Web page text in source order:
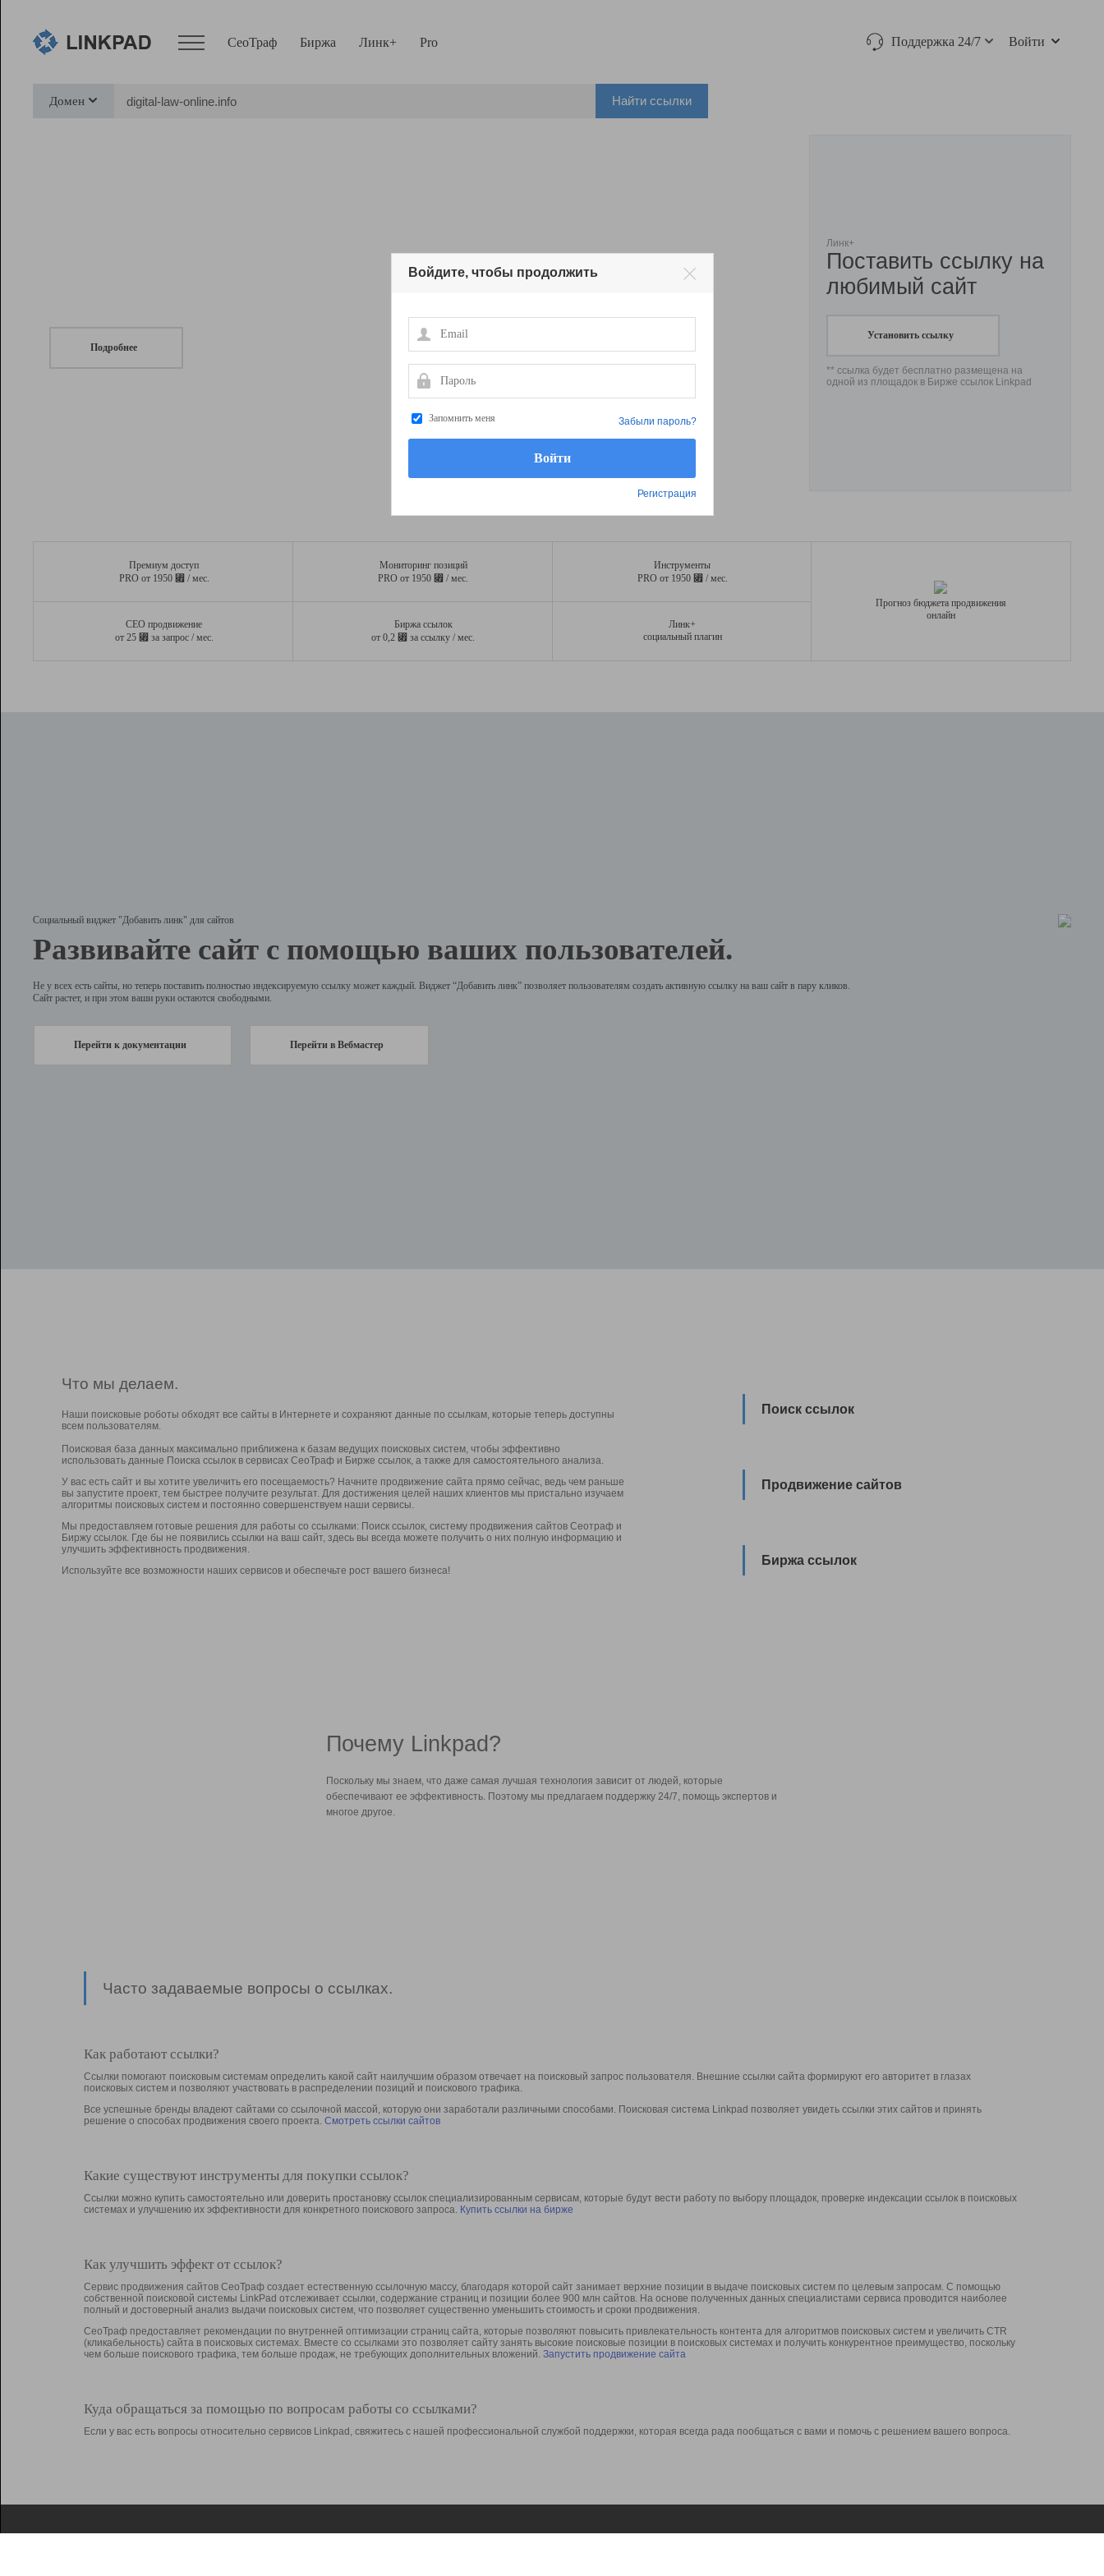
СеоТраф Биржа Линк+ Pro Поддержка 24/7 Войти
Домен Найти ссылки
Подробнее
Линк+
Поставить ссылку на
любимый сайт
Установить ссылку
** ссылка будет бесплатно размещена на
одной из площадок в Бирже ссылок Linkpad
Премиум доступ
PRO от 1950 ⃏ / мес.
Мониторинг позиций
PRO от 1950 ⃏ / мес.
Инструменты
PRO от 1950 ⃏ / мес.
СЕО продвижение
от 25 ⃏ за запрос / мес.
Биржа ссылок
от 0,2 ⃏ за ссылку / мес.
Линк+
социальный плагин
Прогноз бюджета продвижения
онлайн
Социальный виджет "Добавить линк" для сайтов
Развивайте сайт с помощью ваших пользователей.
Не у всех есть сайты, но теперь поставить полностью индексируемую ссылку может каждый. Виджет “Добавить линк” позволяет пользователям создать активную ссылку на ваш сайт в пару кликов.
Сайт растет, и при этом ваши руки остаются свободными.
Перейти к документации Перейти в Вебмастер
Что мы делаем.
Наши поисковые роботы обходят все сайты в Интернете и сохраняют данные по ссылкам, которые теперь доступны
всем пользователям.
Поисковая база данных максимально приближена к базам ведущих поисковых систем, чтобы эффективно
использовать данные Поиска ссылок в сервисах СеоТраф и Бирже ссылок, а также для самостоятельного анализа.
У вас есть сайт и вы хотите увеличить его посещаемость? Начните продвижение сайта прямо сейчас, ведь чем раньше
вы запустите проект, тем быстрее получите результат. Для достижения целей наших клиентов мы пристально изучаем
алгоритмы поисковых систем и постоянно совершенствуем наши сервисы.
Мы предоставляем готовые решения для работы со ссылками: Поиск ссылок, систему продвижения сайтов Сеотраф и
Биржу ссылок. Где бы не появились ссылки на ваш сайт, здесь вы всегда можете получить о них полную информацию и
улучшить эффективность продвижения.
Используйте все возможности наших сервисов и обеспечьте рост вашего бизнеса!
Поиск ссылок
Продвижение сайтов
Биржа ссылок
Почему Linkpad?
Поскольку мы знаем, что даже самая лучшая технология зависит от людей, которые
обеспечивают ее эффективность. Поэтому мы предлагаем поддержку 24/7, помощь экспертов и
многое другое.
Часто задаваемые вопросы о ссылках.
Как работают ссылки?
Ссылки помогают поисковым системам определить какой сайт наилучшим образом отвечает на поисковый запрос пользователя. Внешние ссылки сайта формируют его авторитет в глазах
поисковых систем и позволяют участвовать в раcпределении позиций и поискового трафика.
Все успешные бренды владеют сайтами со ссылочной массой, которую они заработали различными способами. Поисковая система Linkpad позволяет увидеть ссылки этих сайтов и принять
решение о способах продвижения своего проекта. Смотреть ссылки сайтов
Какие существуют инструменты для покупки ссылок?
Ссылки можно купить самостоятельно или доверить простановку ссылок специализированным сервисам, которые будут вести работу по выбору площадок, проверке индексации ссылок в поисковых
системах и улучшению их эффективности для конкретного поискового запроса. Купить ссылки на бирже
Как улучшить эффект от ссылок?
Сервис продвижения сайтов СеоТраф создает естественную ссылочную массу, благодаря которой сайт занимает верхние позиции в выдаче поисковых систем по целевым запросам. С помощью
собственной поисковой системы LinkPad отслеживает ссылки, содержание страниц и позиции более 900 млн сайтов. На основе полученных данных специалистами сервиса проводится наиболее
полный и достоверный анализ выдачи поисковых систем, что позволяет существенно уменьшить стоимость и сроки продвижения.
СеоТраф предоставляет рекомендации по внутренней оптимизации страниц сайта, которые позволяют повысить привлекательность контента для алгоритмов поисковых систем и увеличить CTR
(кликабельность) сайта в поисковых системах. Вместе со ссылками это позволяет сайту занять высокие поисковые позиции в поисковых системах и получить конкурентное преимущество, поскольку
чем больше поискового трафика, тем больше продаж, не требующих дополнительных вложений. Запустить продвижение сайта
Куда обращаться за помощью по вопросам работы со ссылками?
Если у вас есть вопросы относительно сервисов Linkpad, свяжитесь с нашей профессиональной службой поддержки, которая всегда рада пообщаться с вами и помочь с решением вашего вопроса.
Войдите, чтобы продолжить
Email
Пароль
Запомнить меня
Регистрация
Забыли пароль?